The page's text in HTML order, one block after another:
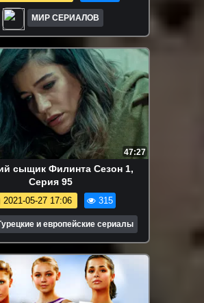
МИР СЕРИАЛОВ
47:27
сыщик Филинта Сезон 1,
Серия 95
2021-05-27 17:06 315
и европейские сериалы